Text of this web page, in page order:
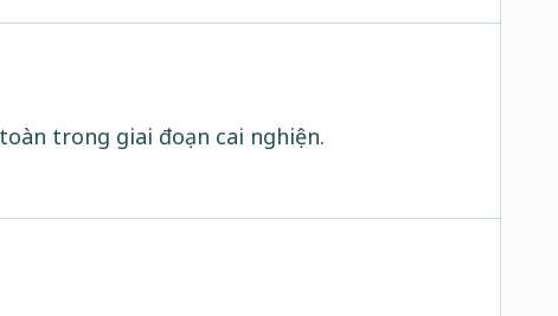
trong giai đoạn cai nghiện.